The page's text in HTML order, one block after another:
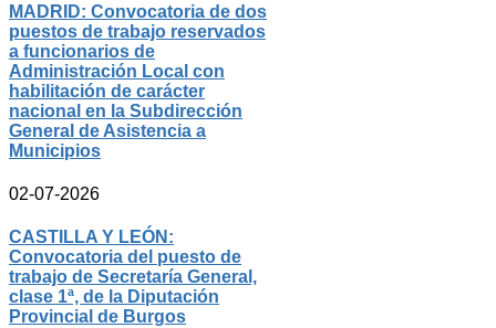
MADRID: Convocatoria de dos
puestos de trabajo reservados
a funcionarios de
Administración Local con
habilitación de carácter
nacional en la Subdirección
General de Asistencia a
Municipios
02-07-2026
CASTILLA Y LEÓN:
Convocatoria del puesto de
trabajo de Secretaría General,
clase 1ª, de la Diputación
Provincial de Burgos